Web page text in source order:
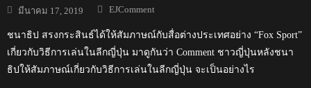
Posted
on
มีนาคม 17, 2019 Author
EJComment
ชนาธิป สรงกระสินธ์ได้ให้สัมภาษณ์กับสื่อต่างประเทศอย่าง “Fox Sport”
เกี่ยวกับวิธีการเล่นในลีกญี่ปุ่น มาดูกันว่า Comment ชาวญี่ปุ่นหลังชนา
ธิปให้สัมภาษณ์เกี่ยวกับวิธีการเล่นในลีกญี่ปุ่น จะเป็นอย่างไร